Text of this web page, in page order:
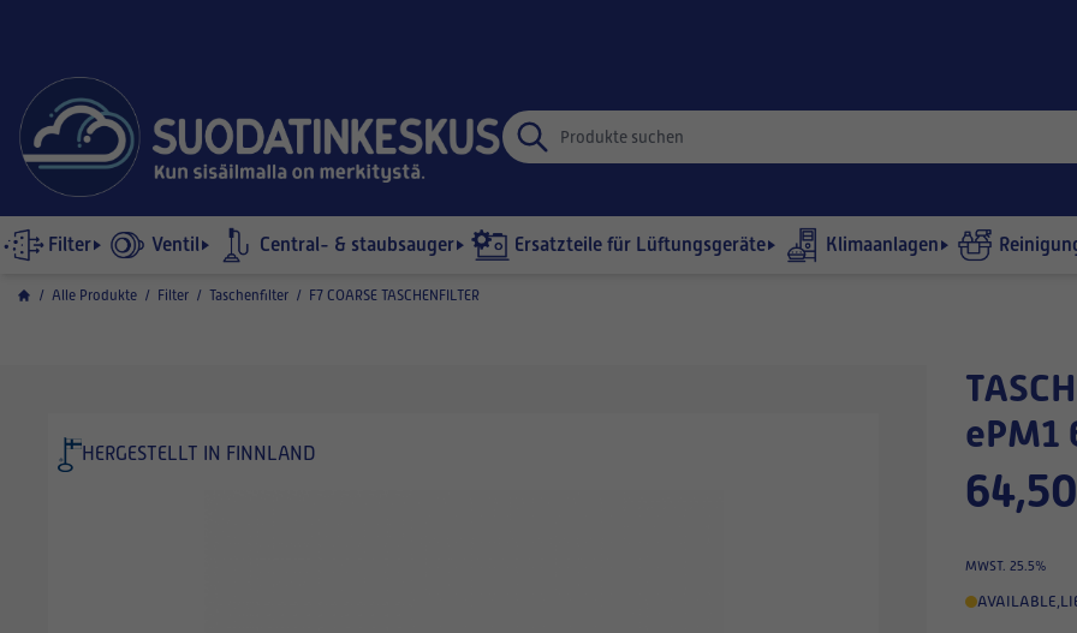
Filter Ventil Central- & staubsauger Ersatzteile für Lüftungsgeräte Klimaanlagen
/ Alle Produkte / Filter / Taschenfilter / F7 COARSE TASCHENFILTER
HERGESTELLT IN FINNLAND
TASCHENFILTER 892x490-360/11
ePM1
MWST. 25.5%
AVAILABLE,